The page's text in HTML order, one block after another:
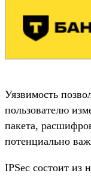
Уязвимость
пользователю
пакета,
потенциально
IPSec состоит из